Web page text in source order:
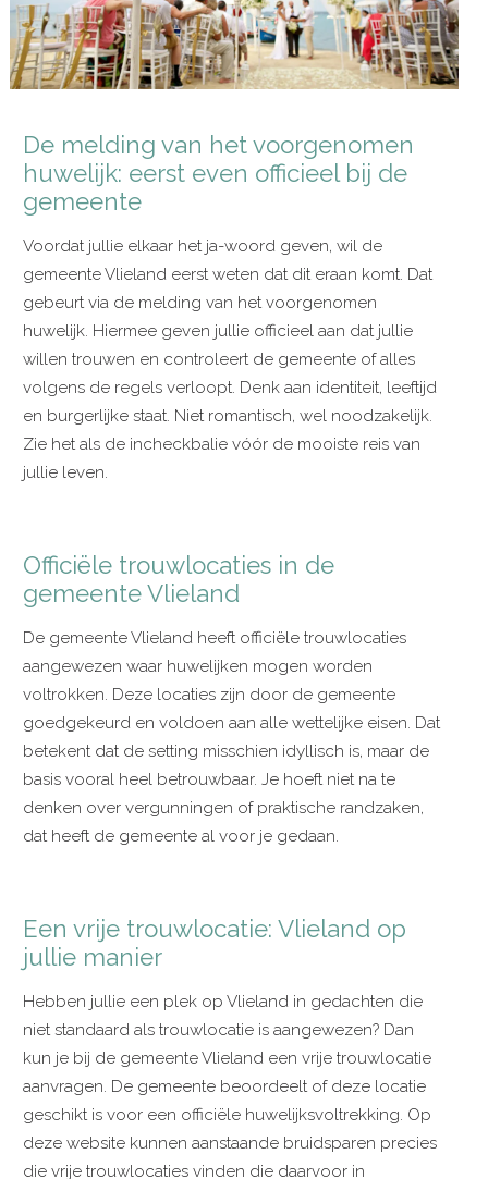
De melding van het voorgenomen
huwelijk: eerst even officieel bij de
gemeente
Voordat jullie elkaar het ja-woord geven, wil de
gemeente Vlieland eerst weten dat dit eraan komt. Dat
gebeurt via de melding van het voorgenomen
huwelijk. Hiermee geven jullie officieel aan dat jullie
willen trouwen en controleert de gemeente of alles
volgens de regels verloopt. Denk aan identiteit, leeftijd
en burgerlijke staat. Niet romantisch, wel noodzakelijk.
Zie het als de incheckbalie vóór de mooiste reis van
jullie leven.
Officiële trouwlocaties in de
gemeente Vlieland
De gemeente Vlieland heeft officiële trouwlocaties
aangewezen waar huwelijken mogen worden
voltrokken. Deze locaties zijn door de gemeente
goedgekeurd en voldoen aan alle wettelijke eisen. Dat
betekent dat de setting misschien idyllisch is, maar de
basis vooral heel betrouwbaar. Je hoeft niet na te
denken over vergunningen of praktische randzaken,
dat heeft de gemeente al voor je gedaan.
Een vrije trouwlocatie: Vlieland op
jullie manier
Hebben jullie een plek op Vlieland in gedachten die
niet standaard als trouwlocatie is aangewezen? Dan
kun je bij de gemeente Vlieland een vrije trouwlocatie
aanvragen. De gemeente beoordeelt of deze locatie
geschikt is voor een officiële huwelijksvoltrekking. Op
deze website kunnen aanstaande bruidsparen precies
die vrije trouwlocaties vinden die daarvoor in